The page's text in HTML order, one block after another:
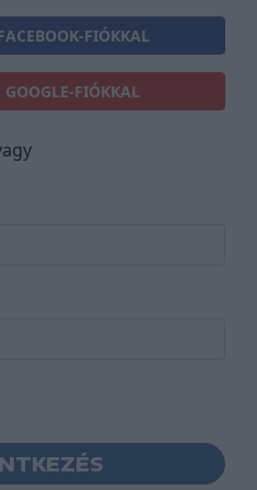
FIÓKKAL
GOOGLE-FIÓKKAL